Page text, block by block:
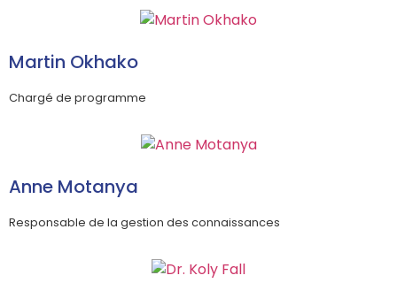
Martin Okhako
Chargé de programme
Anne Motanya
Responsable de la gestion des connaissances